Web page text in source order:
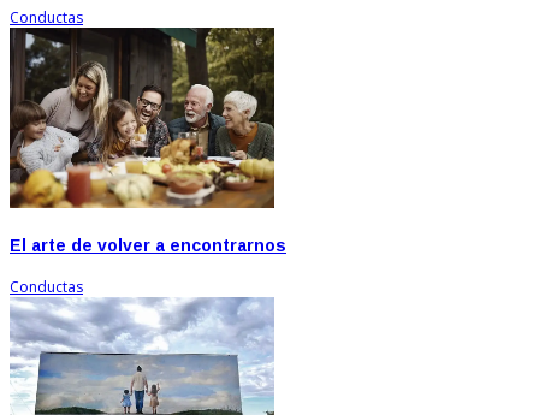
Conductas
El arte de volver a encontrarnos
Conductas